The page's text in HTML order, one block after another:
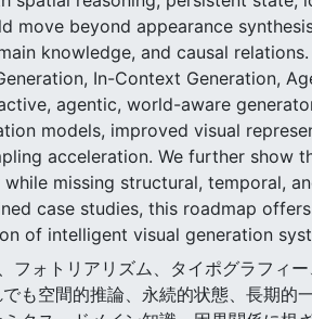
move beyond appearance
knowledge, and causal
In-Context Generation,
agentic, world-aware
models, improved visual
acceleration. We further show
missing structural, temporal,
case studies, this roadmap
of intelligent visual generation
ォトリアリズム、タイポグラフィ
も空間的推論、永続的状態、長期